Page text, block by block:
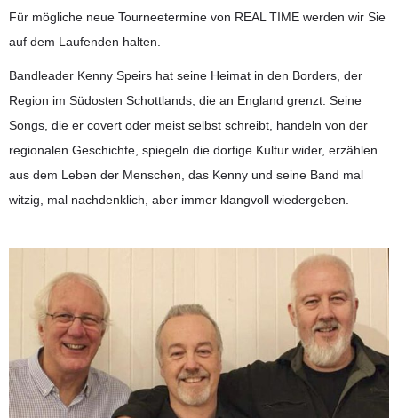
Für mögliche neue Tourneetermine von REAL TIME werden wir Sie
auf dem Laufenden halten.
Bandleader Kenny Speirs hat seine Heimat in den Borders, der
Region im Südosten Schottlands, die an England grenzt. Seine
Songs, die er covert oder meist selbst schreibt, handeln von der
regionalen Geschichte, spiegeln die dortige Kultur wider, erzählen
aus dem Leben der Menschen, das Kenny und seine Band mal
witzig, mal nachdenklich, aber immer klangvoll wiedergeben.